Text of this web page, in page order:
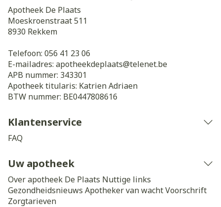
Apotheek De Plaats
Moeskroenstraat 511
8930 Rekkem
Telefoon: 056 41 23 06
E-mailadres: apotheekdeplaats@telenet.be
APB nummer: 343301
Apotheek titularis: Katrien Adriaen
BTW nummer: BE0447808616
Klantenservice
FAQ
Uw apotheek
Over apotheek De Plaats Nuttige links
Gezondheidsnieuws Apotheker van wachtVoorschrift
Zorgtarieven